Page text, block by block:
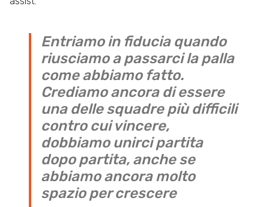
Entriamo in fiducia quando
riusciamo a passarci la palla
come abbiamo fatto.
Crediamo ancora di essere
una delle squadre più difficili
contro cui vincere,
dobbiamo unirci partita
dopo partita, anche se
abbiamo ancora molto
spazio per crescere